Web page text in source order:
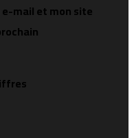
mail et mon site